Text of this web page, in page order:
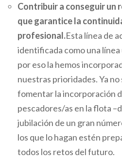
Contribuir a conseguir un
que garantice la
profesional.Esta línea de
identificada como una
por eso la hemos
nuestras prioridades. Ya
fomentar la incorporación
pescadores/as en la flota
jubilación de un gran
los que lo hagan estén
todos los retos del futuro.